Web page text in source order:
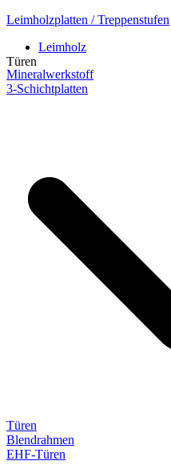
Leimholzplatten / Treppenstufen
Leimholz
Mineralwerkstoff
3-Schichtplatten
Türen
Türen
Blendrahmen
EHF-Türen